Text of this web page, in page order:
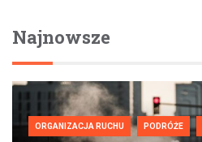
Najnowsze
ORGANIZACJA RUCHU PODRÓŻE